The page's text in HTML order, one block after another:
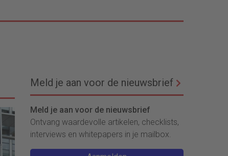
Meld je aan voor de nieuwsbrief
Meld je aan voor de nieuwsbrief
Ontvang waardevolle artikelen, checklists,
interviews en whitepapers in je mailbox.